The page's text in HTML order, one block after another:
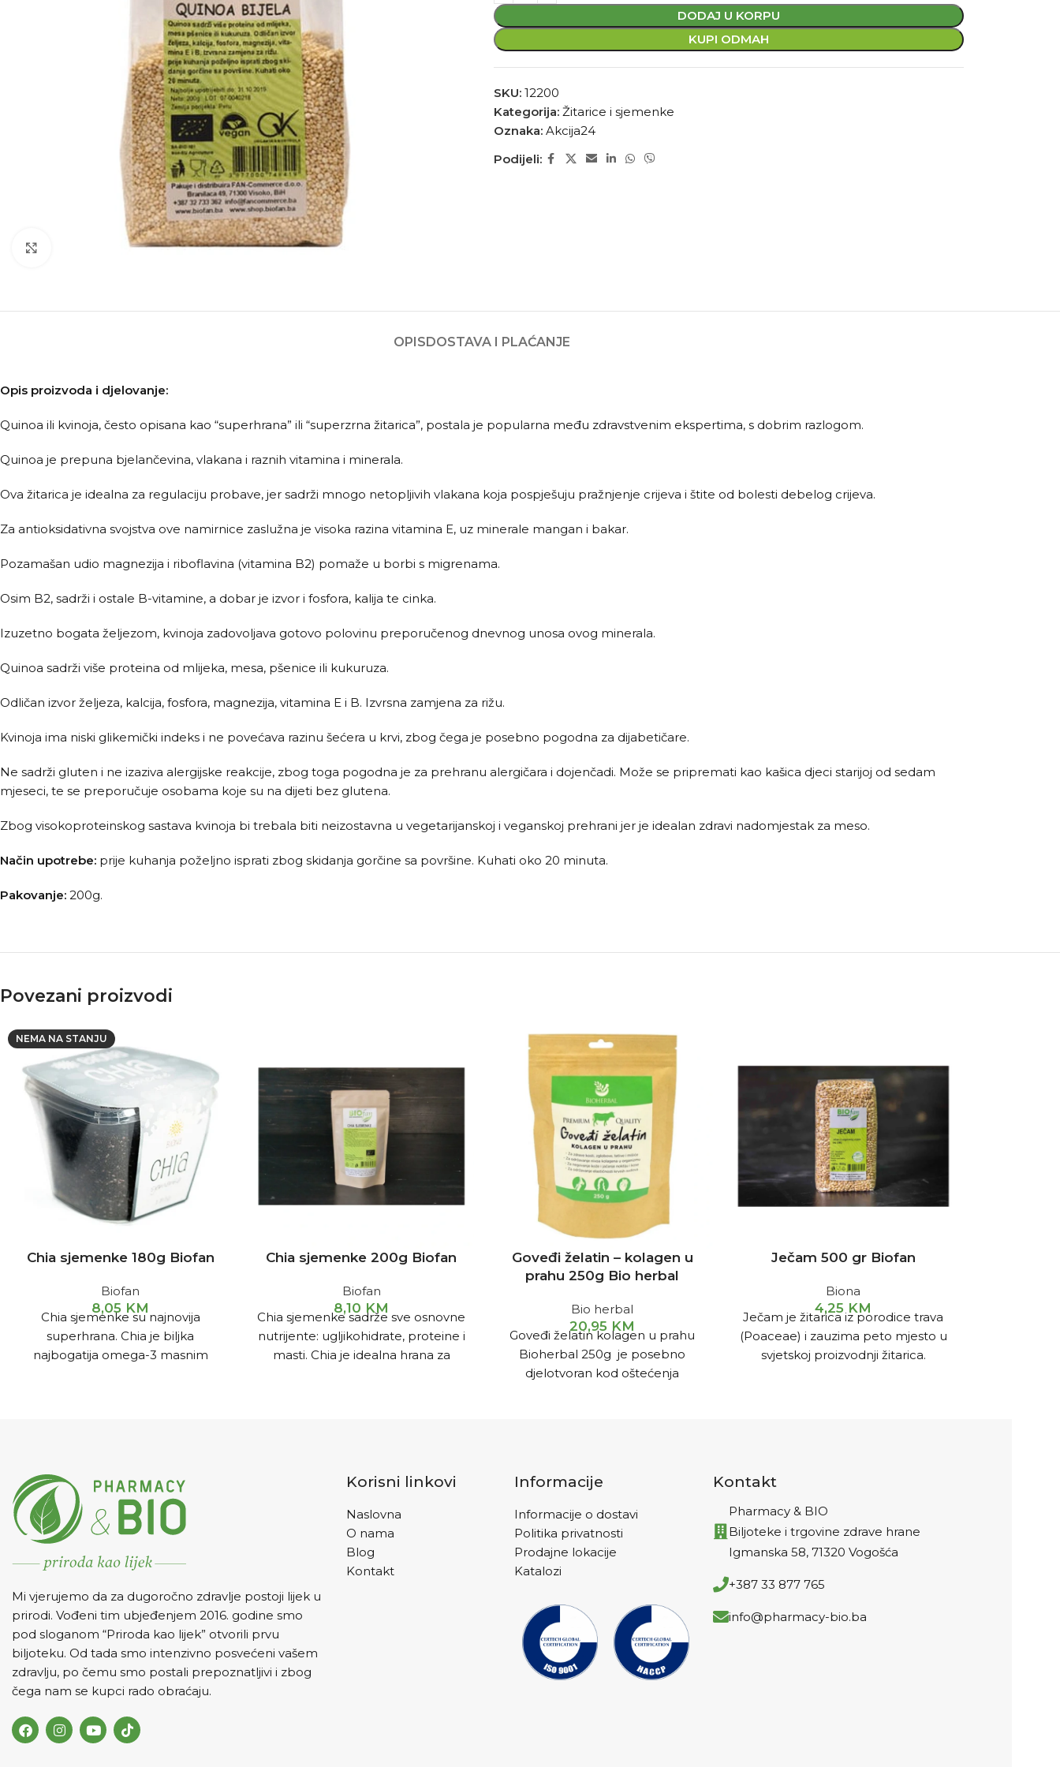
Kliknite za povećanje
DODAJ U KORPU
KUPI ODMAH
SKU: 12200
Kategorija: Žitarice i sjemenke
Oznaka: Akcija24
Podijeli:
OPISDOSTAVA I PLAĆANJE
Opis proizvoda i djelovanje:
Quinoa ili kvinoja, često opisana kao “superhrana” ili “superzrna žitarica”, postala je popularna među zdravstvenim ekspertima, s dobrim razlogom.
Quinoa je prepuna bjelančevina, vlakana i raznih vitamina i minerala.
Ova žitarica je idealna za regulaciju probave, jer sadrži mnogo netopljivih vlakana koja pospješuju pražnjenje crijeva i štite od bolesti debelog crijeva.
Za antioksidativna svojstva ove namirnice zaslužna je visoka razina vitamina E, uz minerale mangan i bakar.
Pozamašan udio magnezija i riboflavina (vitamina B2) pomaže u borbi s migrenama.
Osim B2, sadrži i ostale B-vitamine, a dobar je izvor i fosfora, kalija te cinka.
Izuzetno bogata željezom, kvinoja zadovoljava gotovo polovinu preporučenog dnevnog unosa ovog minerala.
Quinoa sadrži više proteina od mlijeka, mesa, pšenice ili kukuruza.
Odličan izvor željeza, kalcija, fosfora, magnezija, vitamina E i B. Izvrsna zamjena za rižu.
Kvinoja ima niski glikemički indeks i ne povećava razinu šećera u krvi, zbog čega je posebno pogodna za dijabetičare.
Ne sadrži gluten i ne izaziva alergijske reakcije, zbog toga pogodna je za prehranu alergičara i dojenčadi. Može se pripremati kao kašica djeci starijoj od sedam
mjeseci, te se preporučuje osobama koje su na dijeti bez glutena.
Zbog visokoproteinskog sastava kvinoja bi trebala biti neizostavna u vegetarijanskoj i veganskoj prehrani jer je idealan zdravi nadomjestak za meso.
Način upotrebe: prije kuhanja poželjno isprati zbog skidanja gorčine sa površine. Kuhati oko 20 minuta.
Pakovanje: 200g.
Povezani proizvodi
NEMA NA STANJU
Chia sjemenke 180g Biofan
Biofan
8,05 KM
Chia sjemenke su najnovija
superhrana. Chia je biljka
najbogatija omega-3 masnim
Chia sjemenke 200g Biofan
Biofan
8,10 KM
Chia sjemenke sadrže sve osnovne
nutrijente: ugljikohidrate, proteine i
masti. Chia je idealna hrana za
Goveđi želatin – kolagen u
prahu 250g Bio herbal
Bio herbal
20,95 KM
Goveđi želatin kolagen u prahu
Bioherbal 250g je posebno
djelotvoran kod oštećenja
Ječam 500 gr Biofan
Biona
4,25 KM
Ječam je žitarica iz porodice trava
(Poaceae) i zauzima peto mjesto u
svjetskoj proizvodnji žitarica.
Mi vjerujemo da za dugoročno zdravlje postoji lijek u
prirodi. Vođeni tim ubjeđenjem 2016. godine smo
pod sloganom “Priroda kao lijek” otvorili prvu
biljoteku. Od tada smo intenzivno posvećeni vašem
zdravlju, po čemu smo postali prepoznatljivi i zbog
čega nam se kupci rado obraćaju.
Korisni linkovi
Naslovna
O nama
Blog
Kontakt
Informacije
Informacije o dostavi
Politika privatnosti
Prodajne lokacije
Katalozi
Kontakt
Pharmacy & BIO
Biljoteke i trgovine zdrave hrane
Igmanska 58, 71320 Vogošća
+387 33 877 765
info@pharmacy-bio.ba